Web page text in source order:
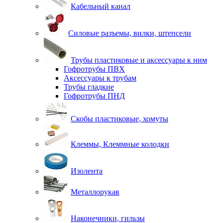
Кабельный канал
Силовые разъемы, вилки, штепсели
Трубы пластиковые и аксессуары к ним
Гофротрубы ПВХ
Аксессуары к трубам
Трубы гладкие
Гофротрубы ПНД
Скобы пластиковые, хомуты
Клеммы, Клеммные колодки
Изолента
Металлорукав
Наконечники, гильзы